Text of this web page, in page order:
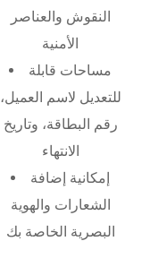
النقوش والعناصر
الأمنية
مساحات قابلة
للتعديل لاسم العميل،
رقم البطاقة، وتاريخ
الانتهاء
إمكانية إضافة
الشعارات والهوية
البصرية الخاصة بك